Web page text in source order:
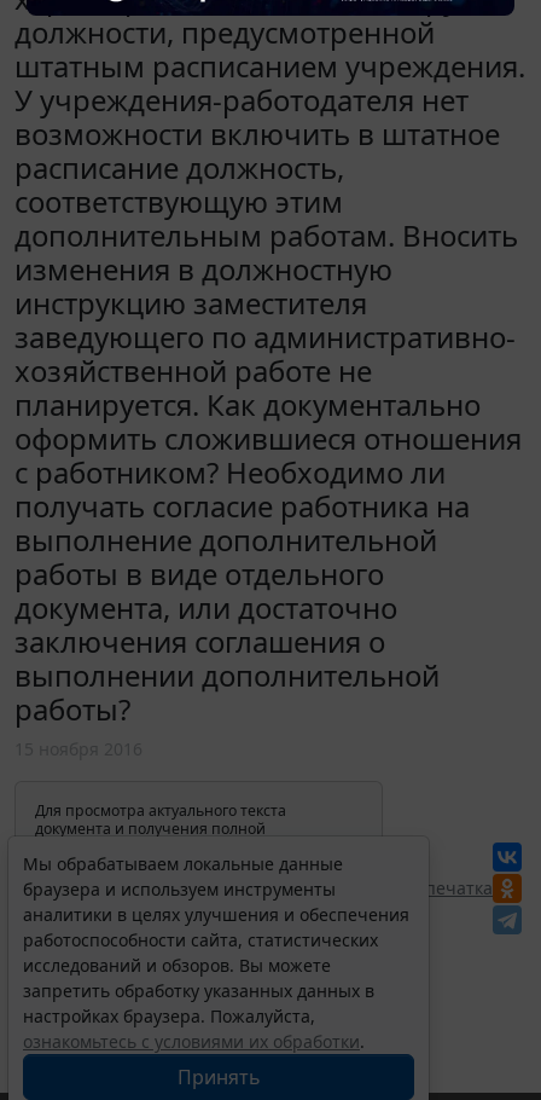
должности, предусмотренной
штатным расписанием учреждения.
У учреждения-работодателя нет
возможности включить в штатное
расписание должность,
соответствующую этим
дополнительным работам. Вносить
изменения в должностную
инструкцию заместителя
заведующего по административно-
хозяйственной работе не
планируется. Как документально
оформить сложившиеся отношения
с работником? Необходимо ли
получать согласие работника на
выполнение дополнительной
работы в виде отдельного
документа, или достаточно
заключения соглашения о
выполнении дополнительной
работы?
Для просмотра актуального текста
документа и получения полной
изменениях и порядке применения
документа, воспользуйтесь поиском в
Интернет-версии системы ГАРАНТ:
Перепечатка
Мы обрабатываем локальные данные
браузера и используем инструменты
аналитики в целях улучшения и обеспечения
работоспособности сайта, статистических
исследований и обзоров. Вы можете
запретить обработку указанных данных в
настройках браузера. Пожалуйста,
ознакомьтесь с условиями их обработки.
Принять